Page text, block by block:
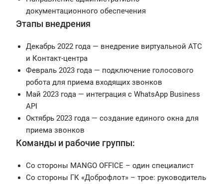
документационного обеспечения
Этапы внедрения
Декабрь 2022 года — внедрение виртуальной АТС
и Контакт-центра
Февраль 2023 года — подключение голосового
робота для приема входящих звонков
Май 2023 года — интеграция с WhatsApp Business
API
Октябрь 2023 года — создание единого окна для
приема звонков
Команды и рабочие группы:
Со стороны MANGO OFFICE – один специалист
Со стороны ГК «Доброфлот» – трое: руководитель